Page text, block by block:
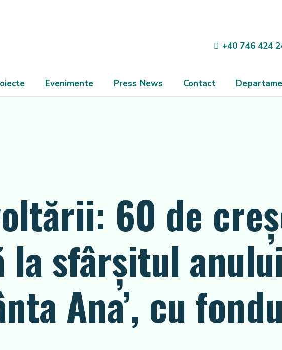
+40 746 424
Evenimente Press News Contact
60 de
la sfârșitul
Ana’, cu